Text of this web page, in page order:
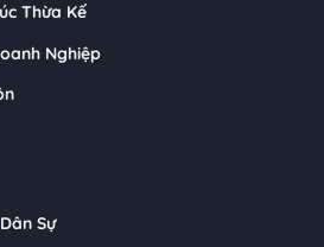
Thừa Kế
Nghiệp
Sự